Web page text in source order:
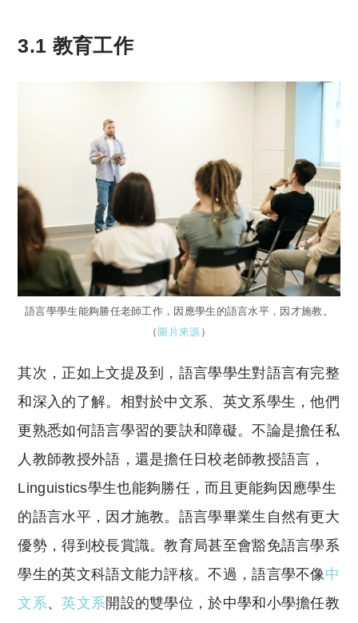
3.1 教育工作
語言學學生能夠勝任老師工作，因應學生的語言水平，因才施教。
（ 圖片來源 ）
其次，正如上文提及到，語言學學生對語言有完整
和深入的了解。相對於中文系、英文系學生，他們
更熟悉如何語言學習的要訣和障礙。不論是擔任私
人教師教授外語，還是擔任日校老師教授語言，
Linguistics學生也能夠勝任，而且更能夠因應學生
的語言水平，因才施教。語言學畢業生自然有更大
優勢，得到校長賞識。教育局甚至會豁免語言學系
學生的英文科語文能力評核。不過，語言學不像中
文系、英文系開設的雙學位，於中學和小學擔任教